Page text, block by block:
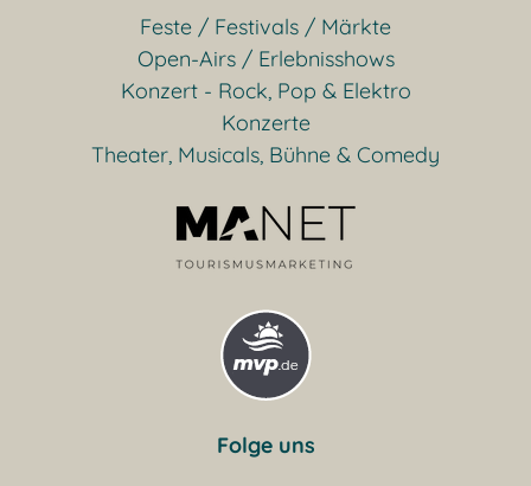
Feste / Festivals / Märkte
Open-Airs / Erlebnisshows
Konzert - Rock, Pop & Elektro
Konzerte
Theater, Musicals, Bühne & Comedy
Folge uns